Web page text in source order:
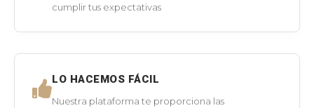
cumplir tus expectativas
LO HACEMOS FÁCIL
Nuestra plataforma te proporciona las